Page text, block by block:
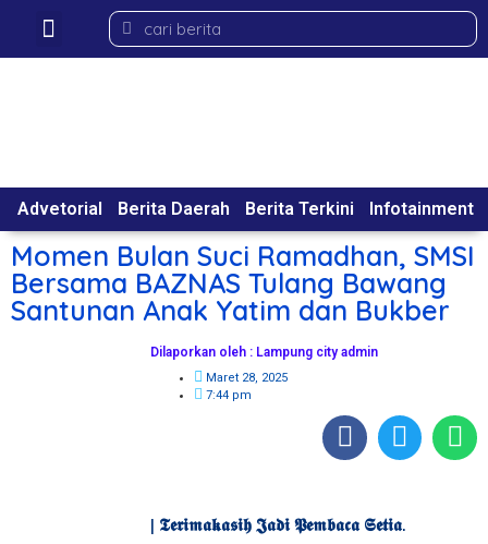
Advetorial Berita Daerah Berita Terkini Infotainment
Momen Bulan Suci Ramadhan, SMSI
Bersama BAZNAS Tulang Bawang
Santunan Anak Yatim dan Bukber
Dilaporkan oleh : Lampung city admin
Maret 28, 2025
7:44 pm
| 𝕿𝖊𝖗𝖎𝖒𝖆𝖐𝖆𝖘𝖎𝖍 𝕵𝖆𝖉𝖎 𝕻𝖊𝖒𝖇𝖆𝖈𝖆 𝕾𝖊𝖙𝖎𝖆.